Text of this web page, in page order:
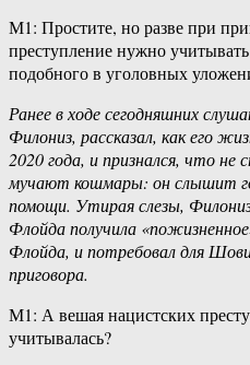
М1: Простите, но разве при
преступление нужно
подобного в уголовных
Ранее в ходе сегодняшних
Филониз, рассказал, как его
2020 года, и признался, что
мучают кошмары: он слышит
помощи. Утирая слезы,
Флойда получила
Флойда, и потребовал для
приговора.
М1: А вешая нацистских
учитывалась?